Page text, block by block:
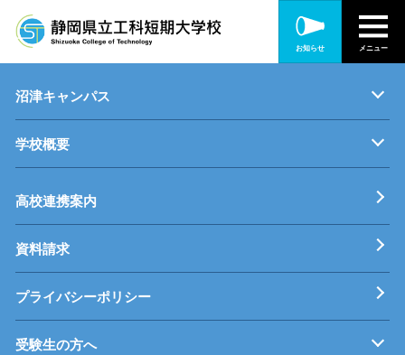
お知らせ メニュー
静岡キャンパス
キャンパス紹介
機械・制御技術科
電気技術科
建築設備科
沼津キャンパス
キャンパス紹介
機械・生産技術科
電子情報技術科
情報技術科
学校概要
基本理念
校長挨拶
すうじでみる静岡県立工科短期大学校
工科短大評価委員会
高校連携案内
資料請求
プライバシーポリシー
受験生の方へ